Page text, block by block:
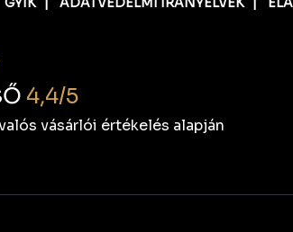
4,4/5
vásárlói értékelés alapján